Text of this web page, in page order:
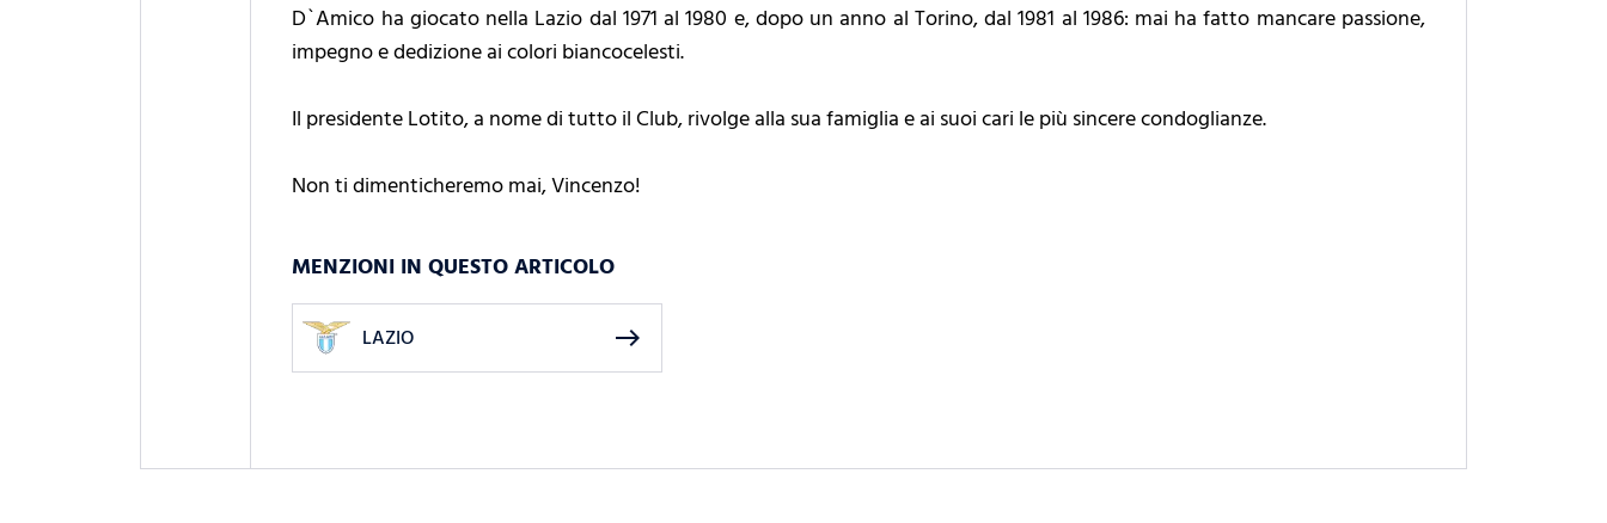
D`Amico ha giocato nella Lazio dal 1971 al 1980 e, dopo un anno al Torino, dal 1981 al 1986: mai ha fatto mancare passione,
impegno e dedizione ai colori biancocelesti.
Il presidente Lotito, a nome di tutto il Club, rivolge alla sua famiglia e ai suoi cari le più sincere condoglianze.
Non ti dimenticheremo mai, Vincenzo!
MENZIONI IN QUESTO ARTICOLO
LAZIO east